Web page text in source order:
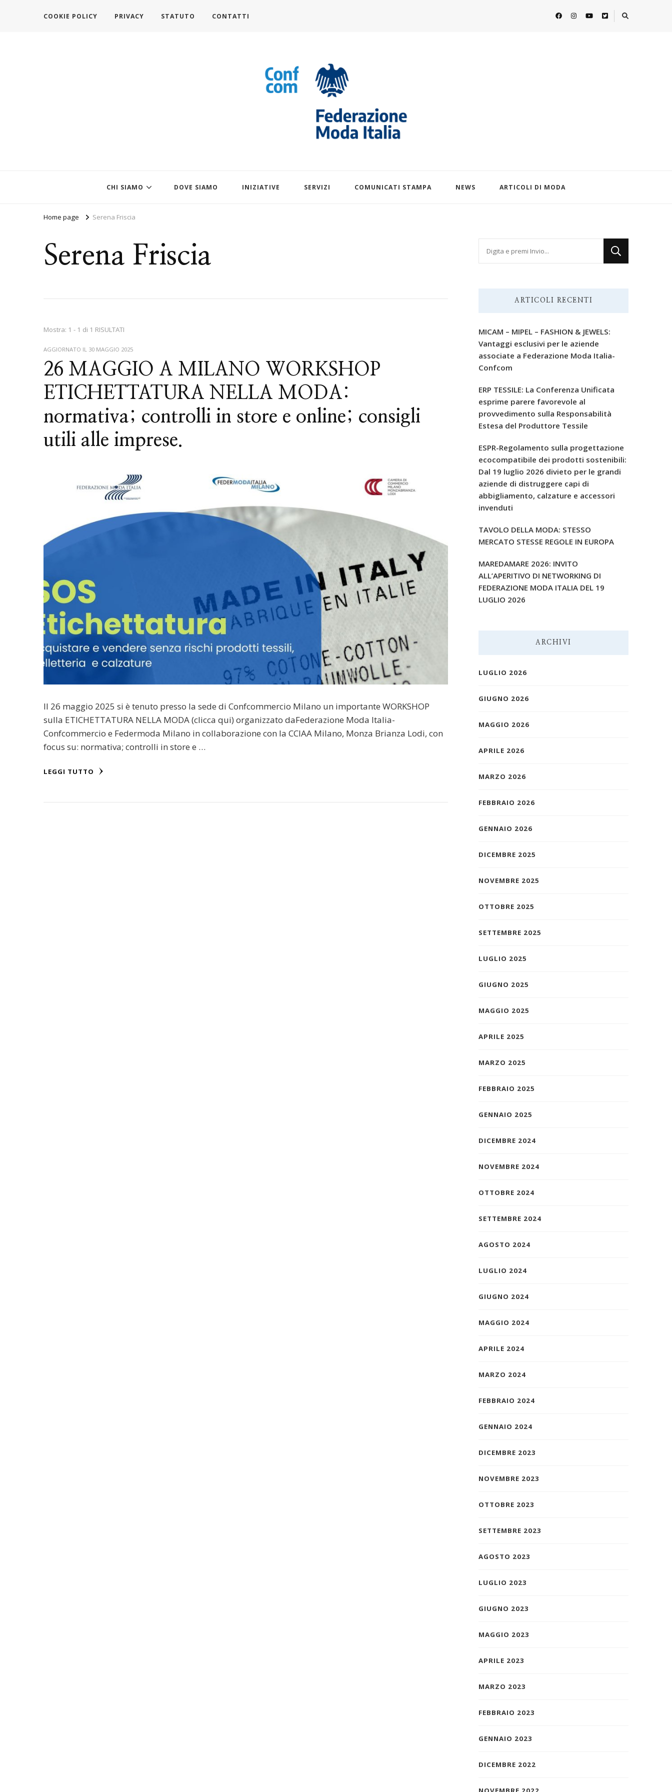
COOKIE POLICY PRIVACY STATUTO CONTATTI
CHI SIAMO DOVE SIAMO INIZIATIVE SERVIZI COMUNICATI STAMPA NEWS ARTICOLI DI MODA
Home page Serena Friscia
Serena Friscia
Mostra: 1 - 1 di 1 RISULTATI
AGGIORNATO IL 30 MAGGIO 2025
26 MAGGIO A MILANO WORKSHOP
ETICHETTATURA NELLA MODA:
normativa; controlli in store e online; consigli
utili alle imprese.
Il 26 maggio 2025 si è tenuto presso la sede di Confcommercio Milano un importante WORKSHOP
sulla ETICHETTATURA NELLA MODA (clicca qui) organizzato daFederazione Moda Italia-
Confcommercio e Federmoda Milano in collaborazione con la CCIAA Milano, Monza Brianza Lodi, con
focus su: normativa; controlli in store e …
LEGGI TUTTO
ARTICOLI RECENTI
MICAM – MIPEL – FASHION & JEWELS:
Vantaggi esclusivi per le aziende
associate a Federazione Moda Italia-
Confcom
ERP TESSILE: La Conferenza Unificata
esprime parere favorevole al
provvedimento sulla Responsabilità
Estesa del Produttore Tessile
ESPR-Regolamento sulla progettazione
ecocompatibile dei prodotti sostenibili:
Dal 19 luglio 2026 divieto per le grandi
aziende di distruggere capi di
abbigliamento, calzature e accessori
invenduti
TAVOLO DELLA MODA: STESSO
MERCATO STESSE REGOLE IN EUROPA
MAREDAMARE 2026: INVITO
ALL’APERITIVO DI NETWORKING DI
FEDERAZIONE MODA ITALIA DEL 19
LUGLIO 2026
ARCHIVI
LUGLIO 2026
GIUGNO 2026
MAGGIO 2026
APRILE 2026
MARZO 2026
FEBBRAIO 2026
GENNAIO 2026
DICEMBRE 2025
NOVEMBRE 2025
OTTOBRE 2025
SETTEMBRE 2025
LUGLIO 2025
GIUGNO 2025
MAGGIO 2025
APRILE 2025
MARZO 2025
FEBBRAIO 2025
GENNAIO 2025
DICEMBRE 2024
NOVEMBRE 2024
OTTOBRE 2024
SETTEMBRE 2024
AGOSTO 2024
LUGLIO 2024
GIUGNO 2024
MAGGIO 2024
APRILE 2024
MARZO 2024
FEBBRAIO 2024
GENNAIO 2024
DICEMBRE 2023
NOVEMBRE 2023
OTTOBRE 2023
SETTEMBRE 2023
AGOSTO 2023
LUGLIO 2023
GIUGNO 2023
MAGGIO 2023
APRILE 2023
MARZO 2023
FEBBRAIO 2023
GENNAIO 2023
DICEMBRE 2022